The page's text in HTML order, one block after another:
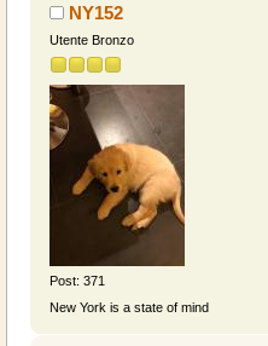
NY152
Utente Bronzo
Post: 371
New York is a state of mind